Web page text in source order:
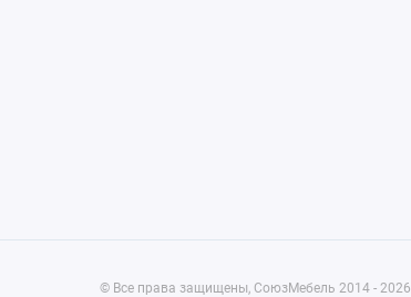
© Все права защищены, СоюзМебель 2014 - 2026